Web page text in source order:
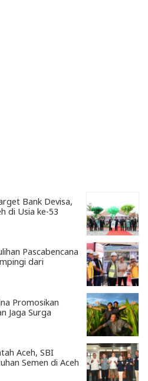
Bank Devisa,
di Usia ke-53
Pascabencana
dari
Promosikan
Jaga Surga
Aceh, SBI
Semen di Aceh